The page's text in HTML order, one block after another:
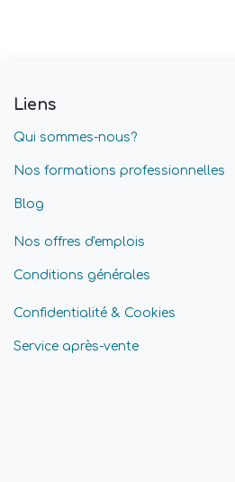
Liens
Qui sommes-nous?
Nos formations professionnelles
Blog
Nos offres d'emplois
Conditions générales
Confidentialité & Cookies
Service après-vente